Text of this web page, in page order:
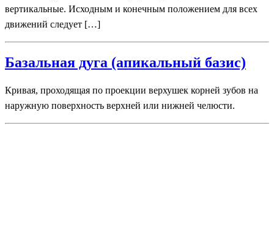
вертикальные. Исходным и конечным положением для всех
движений следует […]
Базальная дуга (апикальный базис)
Кривая, проходящая по проекции верхушек корней зубов на
наружную поверхность верхней или нижней челюсти.